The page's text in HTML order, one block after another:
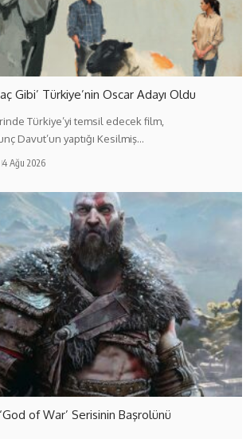
Gibi’ Türkiye’nin Oscar Adayı Oldu
Türkiye’yi temsil edecek film,
Davut’un yaptığı Kesilmiş…
4 Ağu 2026
of War’ Serisinin Başrolünü